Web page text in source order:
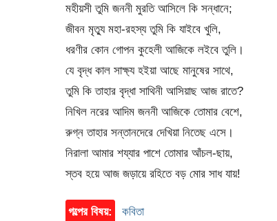
মহীয়সী তুমি জননী মুরতি আসিলে কি সন্ধানে;
জীবন মৃত্যু মহা-রহস্য তুমি কি যাইবে খুলি,
ধরণীর কোন গোপন কুহেলী আজিকে লইবে তুলি।
যে বৃদ্ধ কাল সাক্ষ্য হইয়া আছে মানুষের সাথে,
তুমি কি তাহার বৃদ্ধা সাথিনী আসিয়াছ আজ রাতে?
নিখিল নরের আদিম জননী আজিকে তোমার বেশে,
রুগ্ন তাহার সন্তানদেরে দেখিয়া নিতেছ এসে।
নিরালা আমার শয্যার পাশে তোমার আঁচল-ছায়,
স্তব হয়ে আজ জড়ায়ে রহিতে বড় মোর সাধ যায়!
গল্পের বিষয়: কবিতা